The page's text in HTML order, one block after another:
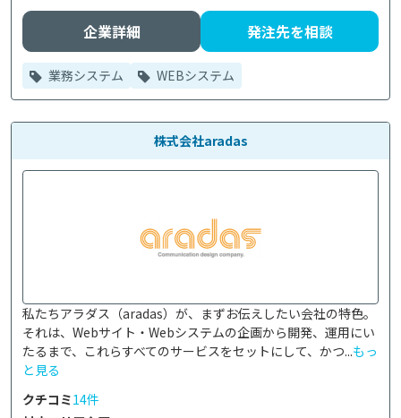
企業詳細 発注先を相談
業務システム WEBシステム
株式会社aradas
私たちアラダス（aradas）が、まずお伝えしたい会社の特色。
それは、Webサイト・Webシステムの企画から開発、運用にい
たるまで、これらすべてのサービスをセットにして、かつ...もっ
と見る
クチコミ14件